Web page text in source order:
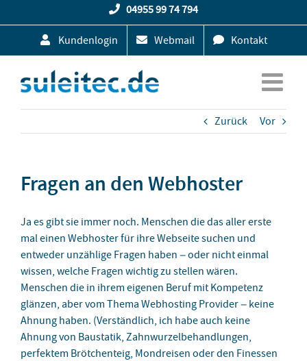
Inhalt
04955 99 74 794
Kundenlogin Webmail Kontakt
Zurück Vor
Fragen an den Webhoster
Ja es gibt sie immer noch. Menschen die das aller erste
mal einen Webhoster für ihre Webseite suchen und
entweder unzählige Fragen haben – oder nicht einmal
wissen, welche Fragen wichtig zu stellen wären.
Menschen die in ihrem eigenen Beruf mit Kompetenz
glänzen, aber vom Thema Webhosting Provider – keine
Ahnung haben. (Verständlich, ich habe auch keine
Ahnung von Baustatik, Zahnwurzelbehandlungen,
perfektem Brötchenteig, Mondreisen oder den Finessen